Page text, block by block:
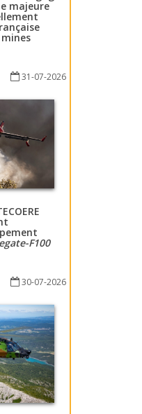
majeure
31-07-2026
F100
30-07-2026